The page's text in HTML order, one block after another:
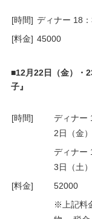
[時間] ディナー 18
[料金] 45000
■12月22日（金）・
子』
[時間]
ディナー
2日（金
ディナー
3日（土
[料金]
52000
※上記料